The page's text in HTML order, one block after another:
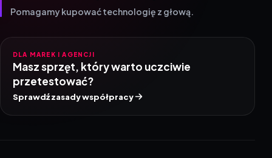
Pomagamy kupować technologię z głową.
DLA MAREK I AGENCJI
Masz sprzęt, który warto uczciwie
przetestować?
Sprawdź zasady współpracy